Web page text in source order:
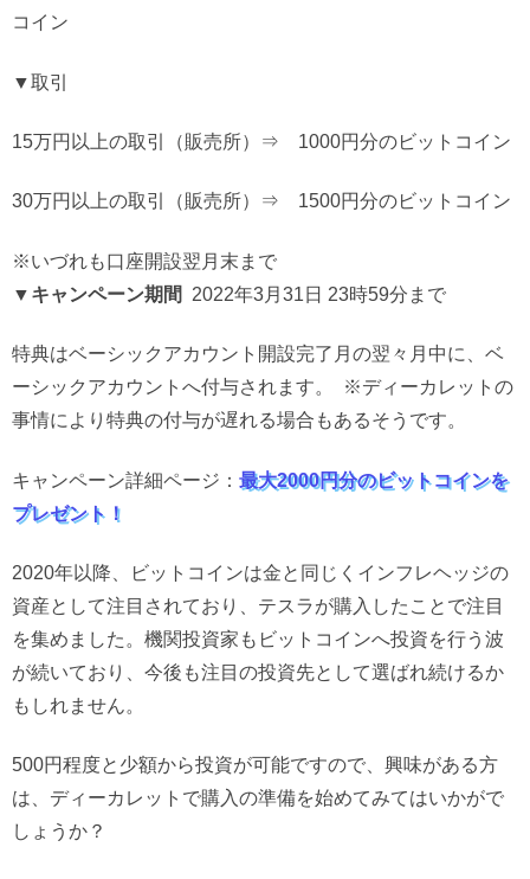
コイン
▼取引
15万円以上の取引（販売所）⇒ 1000円分のビットコイン
30万円以上の取引（販売所）⇒ 1500円分のビットコイン
※いづれも口座開設翌月末まで
▼キャンペーン期間
2022年3月31日 23時59分まで
特典はベーシックアカウント開設完了月の翌々月中に、ベ
ーシックアカウントへ付与されます。 ※ディーカレットの
事情により特典の付与が遅れる場合もあるそうです。
キャンペーン詳細ページ： 最大2000円分のビットコインを
プレゼント！
2020年以降、ビットコインは金と同じくインフレヘッジの
資産として注目されており、テスラが購入したことで注目
を集めました。機関投資家もビットコインへ投資を行う波
が続いており、今後も注目の投資先として選ばれ続けるか
もしれません。
500円程度と少額から投資が可能ですので、興味がある方
は、ディーカレットで購入の準備を始めてみてはいかがで
しょうか？